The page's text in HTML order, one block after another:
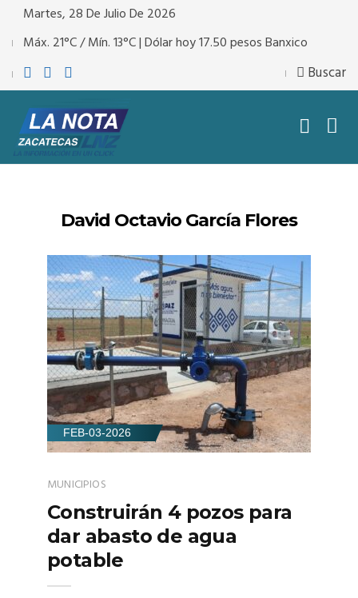
Martes, 28 De Julio De 2026
Máx. 21°C / Mín. 13°C | Dólar hoy 17.50 pesos Banxico
Buscar
David Octavio García Flores
FEB-03-2026
MUNICIPIOS
Construirán 4 pozos para
dar abasto de agua
potable